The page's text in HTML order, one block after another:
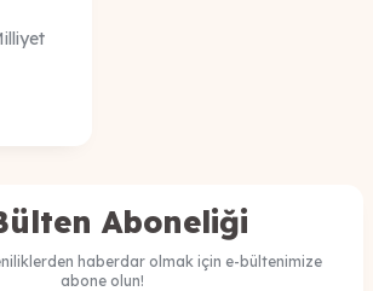
Aboneliği
haberdar olmak için e-bültenimize
abone olun!